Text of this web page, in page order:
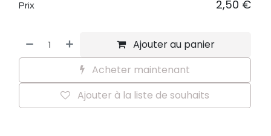
Ajouter au panier
Acheter maintenant
Ajouter à la liste de souhaits
Prix 2,50 €